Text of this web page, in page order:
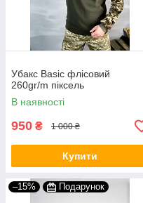
Убакс Basiс флісовий
260gr/m піксель
В наявності
950 ₴ 1 000 ₴
Купити
–15% Подарунок